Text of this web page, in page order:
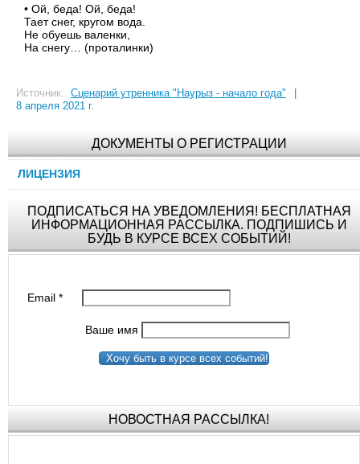
• Ой, беда! Ой, беда!
Тает снег, кругом вода.
Не обуешь валенки,
На снегу… (проталинки)
Источник: Сценарий утренника "Наурыз - начало года"
8 апреля 2021 г.
ДОКУМЕНТЫ О РЕГИСТРАЦИИ
ЛИЦЕНЗИЯ
ПОДПИСАТЬСЯ НА УВЕДОМЛЕНИЯ! БЕСПЛАТНАЯ
ИНФОРМАЦИОННАЯ РАССЫЛКА. ПОДПИШИСЬ И
БУДЬ В КУРСЕ ВСЕХ СОБЫТИЙ!
Email*
Ваше имя
Хочу быть в курсе всех событий!
НОВОСТНАЯ РАССЫЛКА!